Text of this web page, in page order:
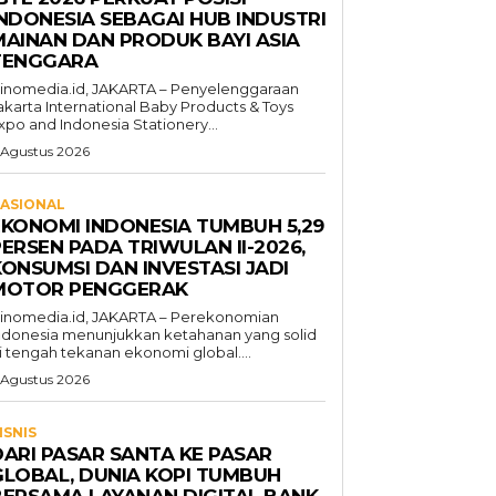
SEBAGAI HUB INDUSTRI
DAN PRODUK BAYI ASIA
JAKARTA – Penyelenggaraan
International Baby Products & Toys
and Indonesia Stationery...
2026
INDONESIA TUMBUH 5,29
PADA TRIWULAN II-2026,
DAN INVESTASI JADI
PENGGERAK
JAKARTA – Perekonomian
menunjukkan ketahanan yang solid
tengah tekanan ekonomi global....
2026
PASAR SANTA KE PASAR
DUNIA KOPI TUMBUH